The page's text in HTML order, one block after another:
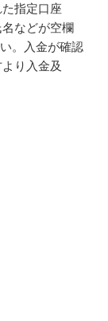
指定口座
などが空欄
。入金が確認
り入金及